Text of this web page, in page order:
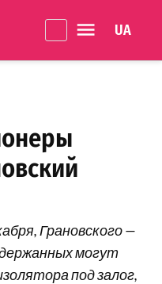
Грановского —
могут
под залог,